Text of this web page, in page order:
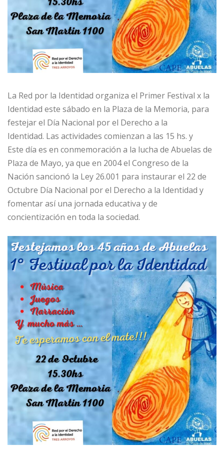
La Red por la Identidad organiza el Primer Festival x la
Identidad este sábado en la Plaza de la Memoria, para
festejar el Día Nacional por el Derecho a la
Identidad. Las actividades comienzan a las 15 hs. y
Este día es en conmemoración a la lucha de Abuelas de
Plaza de Mayo, ya que en 2004 el Congreso de la
Nación sancionó la Ley 26.001 para instaurar el 22 de
Octubre Día Nacional por el Derecho a la Identidad y
fomentar así una jornada educativa y de
concientización en toda la sociedad.